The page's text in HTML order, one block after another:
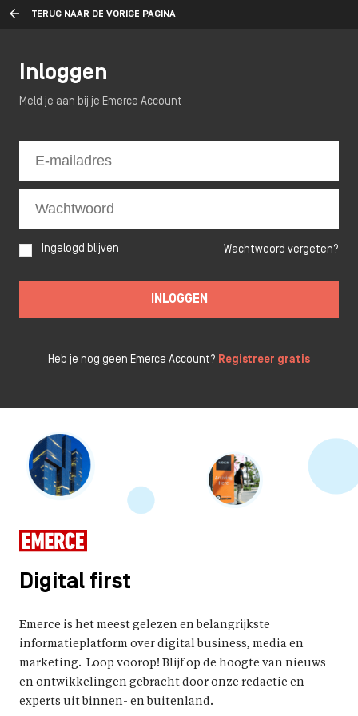
TERUG NAAR DE VORIGE PAGINA
Digital first
Emerce is het meest gelezen en belangrijkste
informatieplatform over digital business, media en
marketing. Loop voorop! Blijf op de hoogte van nieuws
en ontwikkelingen gebracht door onze redactie en
experts uit binnen- en buitenland.
Inloggen
Meld je aan bij je Emerce Account
Ingelogd blijven Wachtwoord vergeten?
INLOGGEN
Heb je nog geen Emerce Account? Registreer gratis